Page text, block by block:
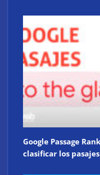
Google Passage
clasificar los